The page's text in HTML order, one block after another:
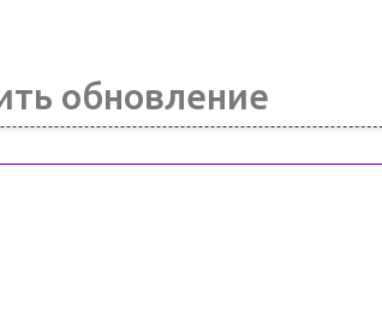
обновление